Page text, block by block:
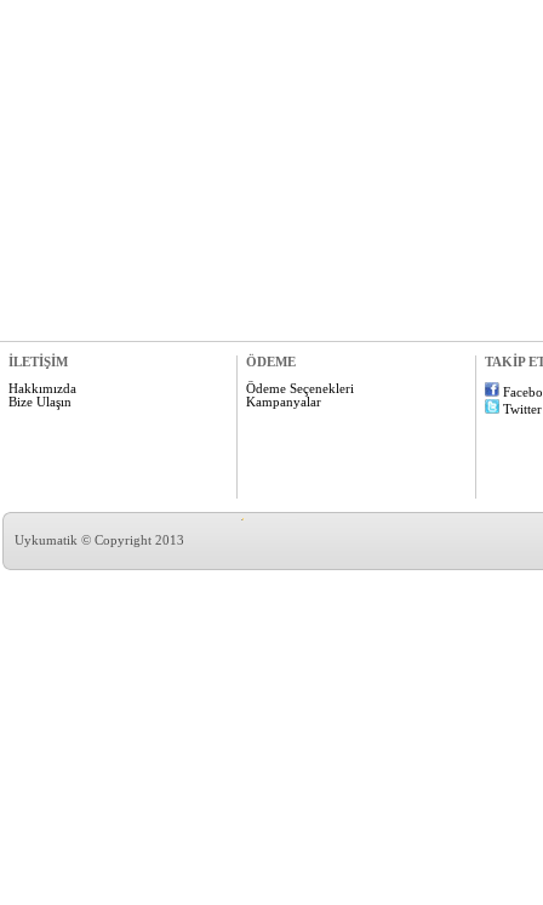
İLETİŞİM
Hakkımızda
Bize Ulaşın
ÖDEME
Ödeme Seçenekleri
Kampanyalar
TAKİP
Twitter
Uykumatik © Copyright 2013